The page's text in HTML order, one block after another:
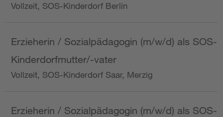
Vollzeit, SOS-Kinderdorf Berlin
Erzieherin / Sozialpädagogin (m/w/d) als SOS-
Kinderdorfmutter/-vater
Vollzeit, SOS-Kinderdorf Saar, Merzig
Erzieherin / Sozialpädagogin (m/w/d) als SOS-